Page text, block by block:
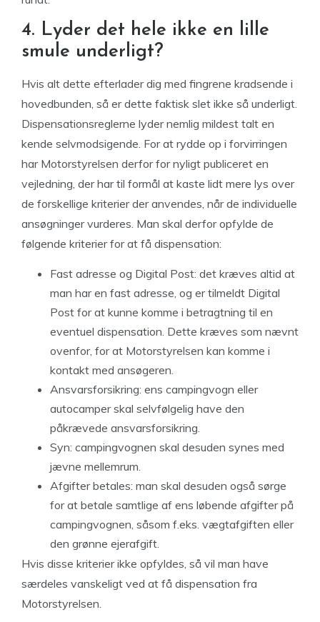
4. Lyder det hele ikke en lille
smule underligt?
Hvis alt dette efterlader dig med fingrene kradsende i
hovedbunden, så er dette faktisk slet ikke så underligt.
Dispensationsreglerne lyder nemlig mildest talt en
kende selvmodsigende. For at rydde op i forvirringen
har Motorstyrelsen derfor for nyligt publiceret en
vejledning, der har til formål at kaste lidt mere lys over
de forskellige kriterier der anvendes, når de individuelle
ansøgninger vurderes. Man skal derfor opfylde de
følgende kriterier for at få dispensation:
Fast adresse og Digital Post: det kræves altid at
man har en fast adresse, og er tilmeldt Digital
Post for at kunne komme i betragtning til en
eventuel dispensation. Dette kræves som nævnt
ovenfor, for at Motorstyrelsen kan komme i
kontakt med ansøgeren.
Ansvarsforsikring: ens campingvogn eller
autocamper skal selvfølgelig have den
påkrævede ansvarsforsikring.
Syn: campingvognen skal desuden synes med
jævne mellemrum.
Afgifter betales: man skal desuden også sørge
for at betale samtlige af ens løbende afgifter på
campingvognen, såsom f.eks. vægtafgiften eller
den grønne ejerafgift.
Hvis disse kriterier ikke opfyldes, så vil man have
særdeles vanskeligt ved at få dispensation fra
Motorstyrelsen.